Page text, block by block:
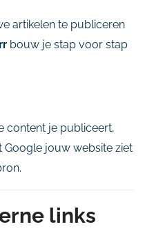
artikelen te publiceren
bouw je stap voor stap
content je publiceert,
Google jouw website ziet
links